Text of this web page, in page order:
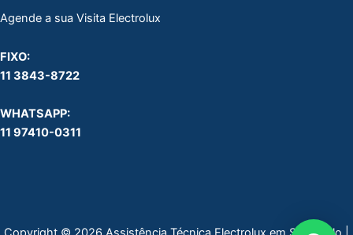
Agende a sua Visita Electrolux
FIXO:
11 3843-8722
WHATSAPP:
11 97410-0311